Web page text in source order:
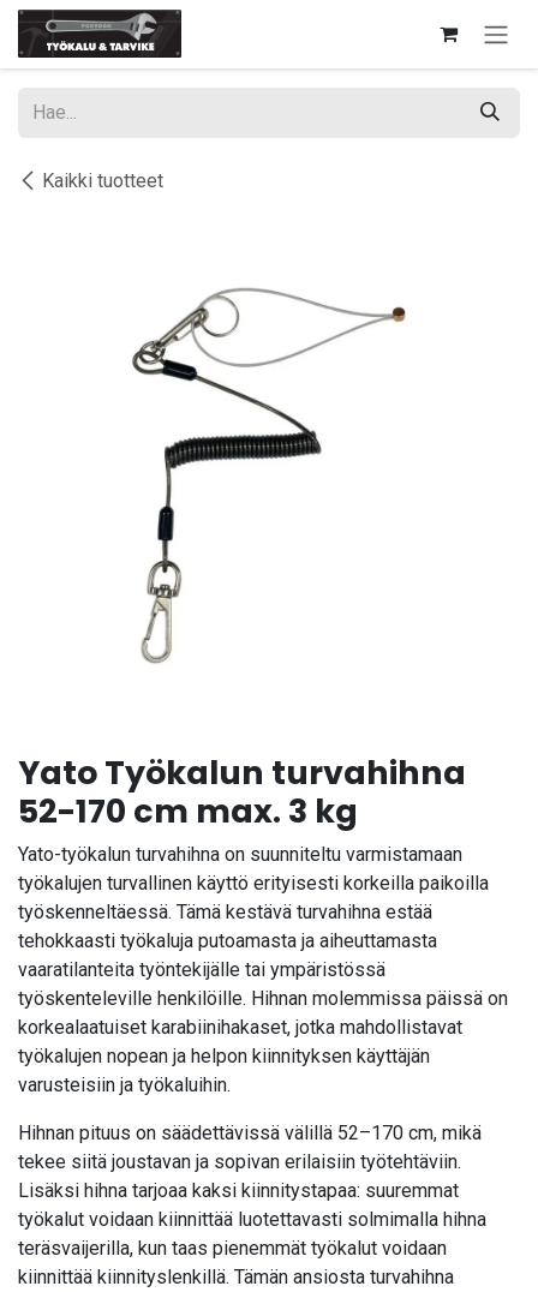
Siirry sisältöön
Kaikki tuotteet
Yato Työkalun turvahihna
52-170 cm max. 3 kg
Yato-työkalun turvahihna on suunniteltu varmistamaan
työkalujen turvallinen käyttö erityisesti korkeilla paikoilla
työskenneltäessä. Tämä kestävä turvahihna estää
tehokkaasti työkaluja putoamasta ja aiheuttamasta
vaaratilanteita työntekijälle tai ympäristössä
työskenteleville henkilöille. Hihnan molemmissa päissä on
korkealaatuiset karabiinihakaset, jotka mahdollistavat
työkalujen nopean ja helpon kiinnityksen käyttäjän
varusteisiin ja työkaluihin.
Hihnan pituus on säädettävissä välillä 52–170 cm, mikä
tekee siitä joustavan ja sopivan erilaisiin työtehtäviin.
Lisäksi hihna tarjoaa kaksi kiinnitystapaa: suuremmat
työkalut voidaan kiinnittää luotettavasti solmimalla hihna
teräsvaijerilla, kun taas pienemmät työkalut voidaan
kiinnittää kiinnityslenkillä. Tämän ansiosta turvahihna